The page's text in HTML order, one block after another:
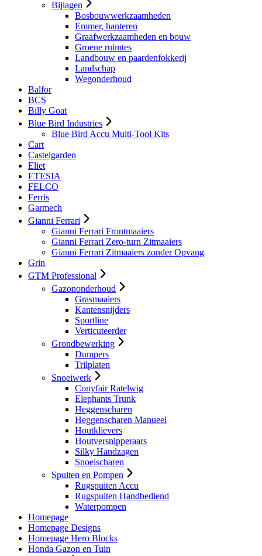
Bijlagen
Bosbouwwerkzaamheden
Emmer, hanteren
Graafwerkzaamheden en bouw
Groene ruimtes
Landbouw en paardenfokkerij
Landschap
Wegonderhoud
Balfor
BCS
Billy Goat
Blue Bird Industries
Blue Bird Accu Multi-Tool Kits
Cart
Castelgarden
Eliet
ETESIA
FELCO
Ferris
Garmech
Gianni Ferrari
Gianni Ferrari Frontmaaiers
Gianni Ferrari Zero-turn Zitmaaiers
Gianni Ferrari Zitmaaiers zonder Opvang
Grin
GTM Professional
Gazononderhoud
Grasmaaiers
Kantensnijders
Sportline
Verticuteerder
Grondbewerking
Dumpers
Trilplaten
Snoeiwerk
Conyfair Ratelwig
Elephants Trunk
Heggenscharen
Heggenscharen Manueel
Houtklievers
Houtversnipperaars
Silky Handzagen
Snoeischaren
Spuiten en Pompen
Rugspuiten Accu
Rugspuiten Handbediend
Waterpompen
Homepage
Homepage Designs
Homepage Hero Blocks
Honda Gazon en Tuin